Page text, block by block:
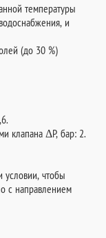
температуры
и
(до 30 %)
клапана ΔР, бар: 2.
условии, чтобы
с направлением